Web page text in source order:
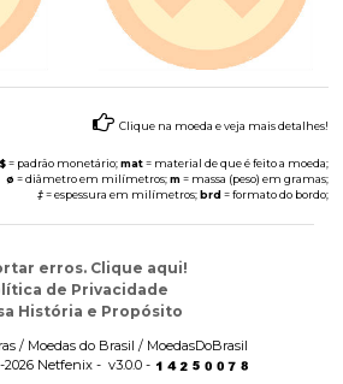
Clique na moeda e veja mais detalhes!
$= padrão monetário;mat= material de que é feito a moeda;
ø = diâmetro em milímetros;m= massa (peso) em gramas;
‡= espessura em milímetros;brd= formato do bordo;
erros. Clique aqui!
de Privacidade
História e Propósito
/ Moedas do Brasil / MoedasDoBrasil
2026 Netfenix - v3.0.0 -